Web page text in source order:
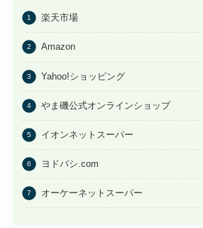
楽天市場
Amazon
Yahoo!ショッピング
やま磯公式オンラインショップ
イオンネットスーパー
ヨドバシ.com
オーケーネットスーパー